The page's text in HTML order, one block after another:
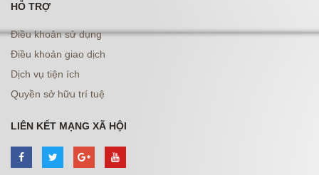
HỖ TRỢ
Điều khoản sử dụng
Điều khoản giao dịch
Dịch vụ tiện ích
Quyền sở hữu trí tuệ
LIÊN KẾT MẠNG XÃ HỘI